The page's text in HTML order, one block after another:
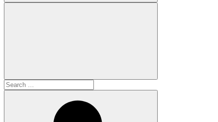
Search
for: